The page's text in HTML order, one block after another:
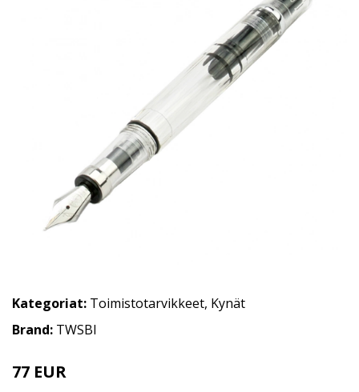
Kategoriat: Toimistotarvikkeet, Kynät
Brand: TWSBI
77 EUR